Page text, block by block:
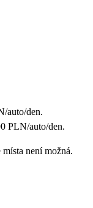
auto/den.
PLN/auto/den.
není možná.